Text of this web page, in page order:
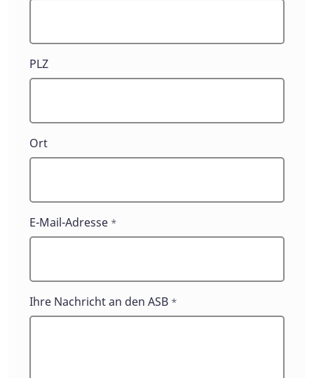
PLZ
Ort
E-Mail-Adresse *
Ihre Nachricht an den ASB *